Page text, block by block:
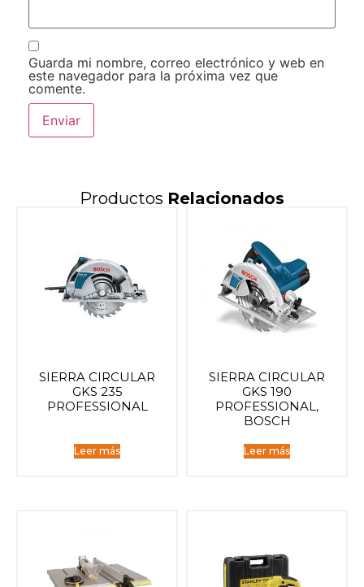
Guarda mi nombre, correo electrónico y web en
este navegador para la próxima vez que
comente.
Productos Relacionados
SIERRA CIRCULAR
GKS 235
PROFESSIONAL
Leer más
SIERRA CIRCULAR
GKS 190
PROFESSIONAL,
BOSCH
Leer más